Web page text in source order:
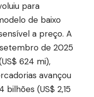
para
de baixo
a preço. A
de 2025
624 mi),
avançou
bilhões (US$ 2,15